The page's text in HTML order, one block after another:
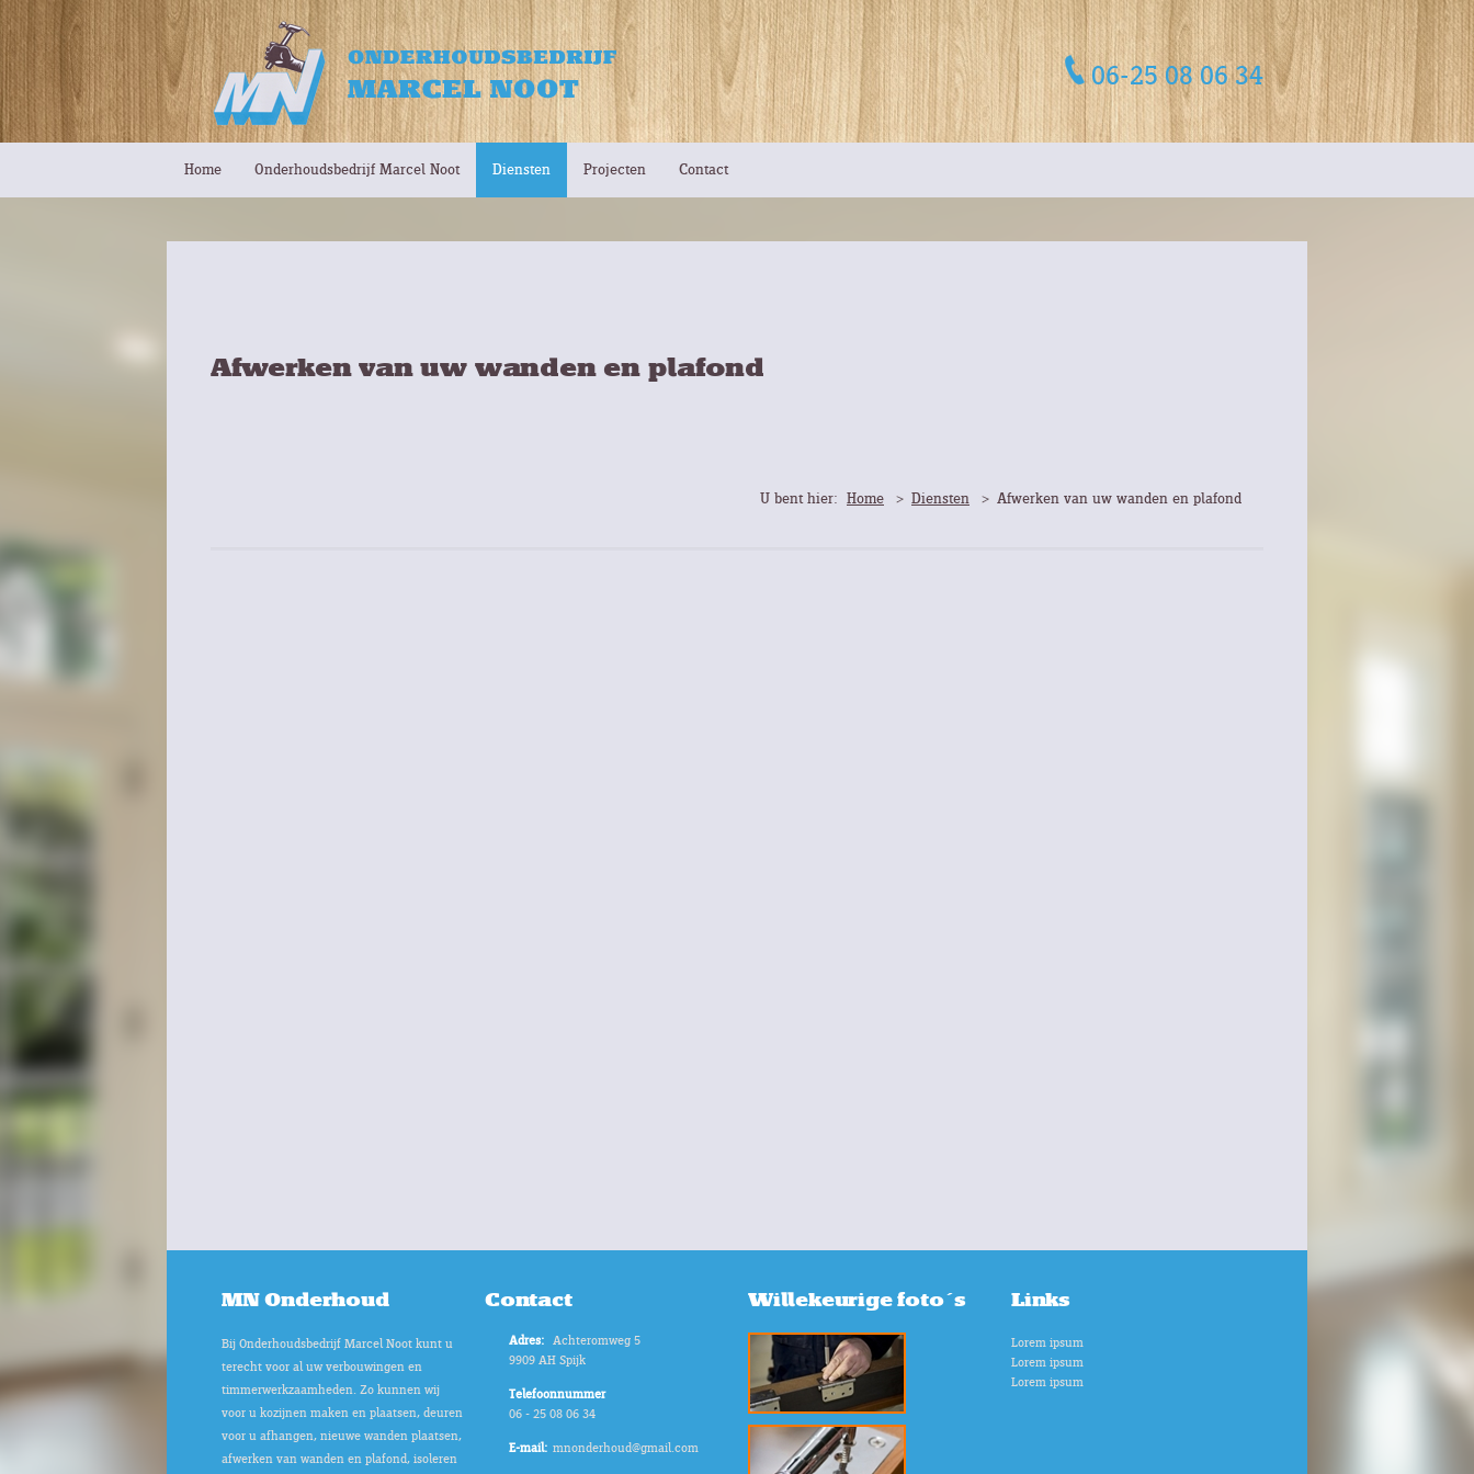
06-25 08 06 34
Home Onderhoudsbedrijf Marcel Noot Diensten Projecten Contact
Afwerken van uw wanden en plafond
U bent hier: Home Diensten Afwerken van uw wanden en plafond
MN Onderhoud
Bij Onderhoudsbedrijf Marcel Noot kunt u
terecht voor al uw verbouwingen en
timmerwerkzaamheden. Zo kunnen wij
voor u kozijnen maken en plaatsen, deuren
voor u afhangen, nieuwe wanden plaatsen,
afwerken van wanden en plafond, isoleren
Contact
Adres: Achteromweg 5
9909 AH Spijk
Telefoonnummer
06 - 25 08 06 34
E-mail: mnonderhoud@gmail.com
Willekeurige foto's Links
Lorem ipsum
Lorem ipsum
Lorem ipsum